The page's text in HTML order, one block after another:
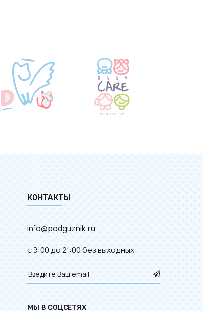
КОНТАКТЫ
info@podguznik.ru
с 9:00 до 21:00 без выходных
МЫ В СОЦСЕТЯХ